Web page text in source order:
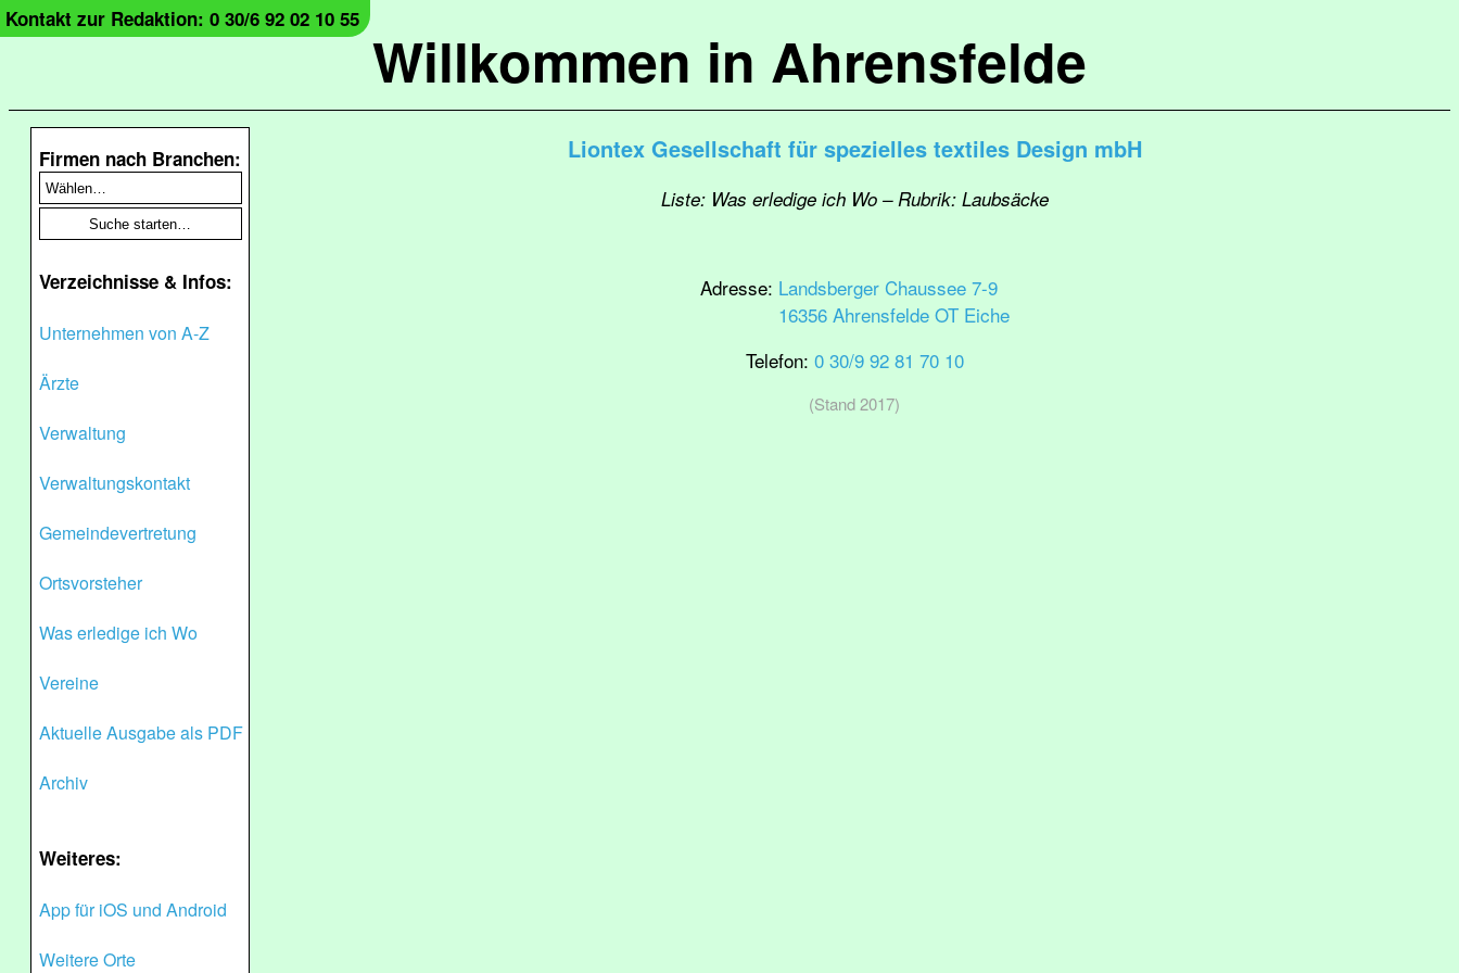
Willkommen in Ahrensfelde
Kontakt zur Redaktion: 0 30/6 92 02 10 55
Firmen nach Branchen:
Verzeichnisse & Infos:
Unternehmen von A-Z
Ärzte
Verwaltung
Verwaltungskontakt
Gemeindevertretung
Ortsvorsteher
Was erledige ich Wo
Vereine
Aktuelle Ausgabe als PDF
Archiv
Weiteres:
App für iOS und Android
Weitere Orte
Liontex Gesellschaft für spezielles textiles Design mbH
Liste: Was erledige ich Wo – Rubrik: Laubsäcke
Adresse: Landsberger Chaussee 7-9
16356 Ahrensfelde OT Eiche
Telefon: 0 30/9 92 81 70 10
(Stand 2017)